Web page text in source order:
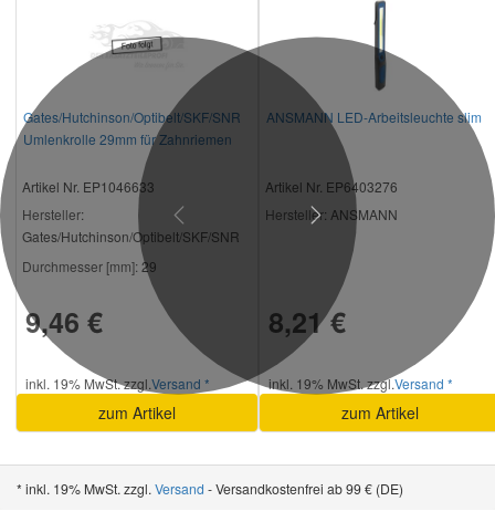
Gates/Hutchinson/Optibelt/SKF/SNR
Umlenkrolle 29mm für Zahnriemen
Artikel Nr. EP1046633
Hersteller:
Gates/Hutchinson/Optibelt/SKF/SNR
Durchmesser [mm]: 29
9,46 €
inkl. 19% MwSt. zzgl. Versand *
zum Artikel
ANSMANN LED-Arbeitsleuchte slim
Artikel Nr. EP6403276
Hersteller: ANSMANN
8,21 €
inkl. 19% MwSt. zzgl.Versand *
zum Artikel
Previous Next
* inkl. 19% MwSt. zzgl. Versand - Versandkostenfrei ab 99 € (DE)